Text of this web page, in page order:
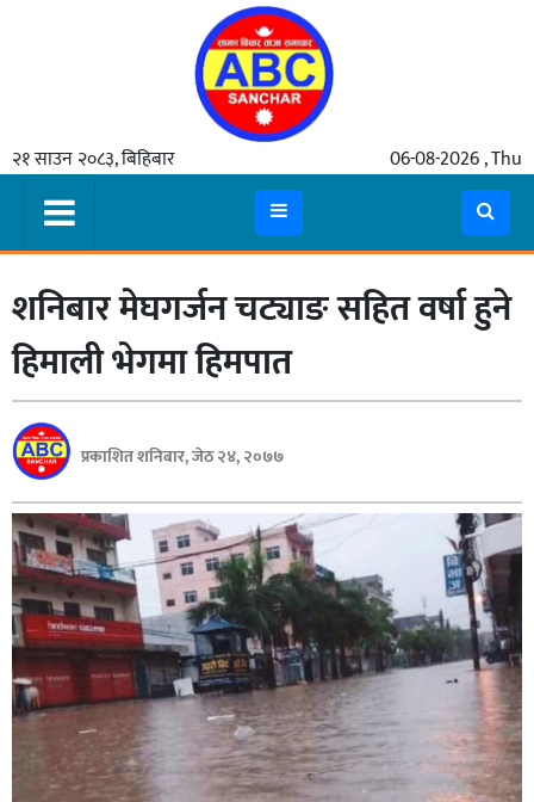
२१ साउन २०८३, बिहिबार 06-08-2026 , Thu
समाचार
मुख्य
समाचार
कुटनीती
अर्थ
रसरङ्ग
यौन/
स्वास्थ्य
भिडियो
बिशेष
भिडियो
पत्रपत्रिका
खेलकुद
बिश्व
शनिबार मेघगर्जन चट्याङ सहित वर्षा हुने
हिमाली भेगमा हिमपात
प्रकाशित शनिबार, जेठ २४, २०७७